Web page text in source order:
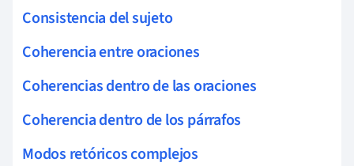
Consistencia del sujeto
Coherencia entre oraciones
Coherencias dentro de las oraciones
Coherencia dentro de los párrafos
Modos retóricos complejos